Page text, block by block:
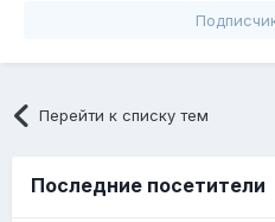
Перейти к списку тем
Последние посетители